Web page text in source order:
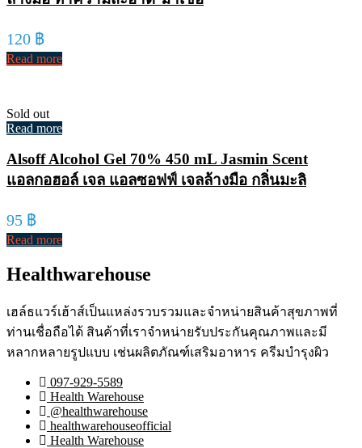
120 ฿
Read more
Sold out
Read more
Alsoff Alcohol Gel 70% 450 mL Jasmin Scent
แอลกอฮอล์ เจล แอลซอฟฟ์ เจลล้างมือ กลิ่นมะลิ
95 ฿
Read more
Healthwarehouse
เฮล์ธแวร์เฮ้าส์เป็นแหล่งรวบรวมและจำหน่ายสินค้าสุขภาพที่
ท่านเชื่อถือได้ สินค้าที่เราจำหน่ายรับประกันคุณภาพและมี
หลากหลายรูปแบบ เช่นผลิตภัณฑ์เสริมอาหาร ครีมบำรุงผิว
097-929-5589
Health Warehouse
@healthwarehouse
healthwarehouseofficial
Health Warehouse